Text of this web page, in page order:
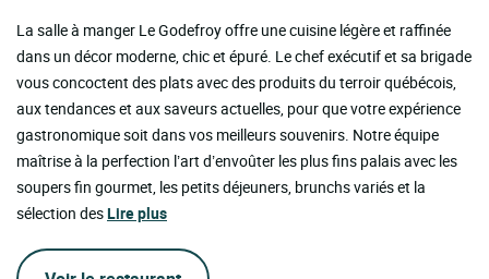
La salle à manger Le Godefroy offre une cuisine légère et raffinée
dans un décor moderne, chic et épuré. Le chef exécutif et sa brigade
vous concoctent des plats avec des produits du terroir québécois,
aux tendances et aux saveurs actuelles, pour que votre expérience
gastronomique soit dans vos meilleurs souvenirs. Notre équipe
maîtrise à la perfection l’art d’envoûter les plus fins palais avec les
soupers fin gourmet, les petits déjeuners, brunchs variés et la
sélection desLire plus